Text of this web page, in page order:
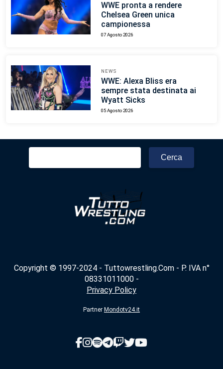
WWE pronta a rendere
Chelsea Green unica
campionessa
07 Agosto 2026
NEWS
WWE: Alexa Bliss era
sempre stata destinata ai
Wyatt Sicks
05 Agosto 2026
Ricerca
Copyright © 1997-2024 - Tuttowrestling.Com - P. IVA n°
08331011000 -
Privacy Policy
Partner Mondotv24.it